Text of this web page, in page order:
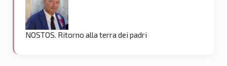
NOSTOS. Ritorno alla terra dei padri